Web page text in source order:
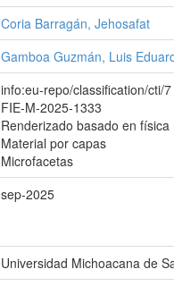
Coria Barragán, Jehosafat
Gamboa Guzmán, Luis
info:eu-repo/classification/cti/7
FIE-M-2025-1333
Renderizado basado en física
Material por capas
Microfacetas
sep-2025
Universidad Michoacana de